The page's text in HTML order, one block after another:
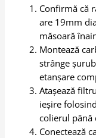
Confirmă că
are 19mm
măsoară
Montează
strânge
etanșare
Atașează
ieșire
colierul până
Conectează